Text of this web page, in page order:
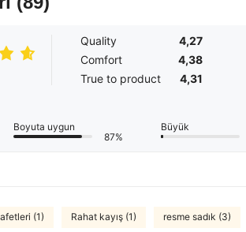
Quality
4,27
Comfort
4,38
True to product
4,31
Boyuta uygun
87%
Büyük
(1) Rahat kayış (1) resme sadık (3)